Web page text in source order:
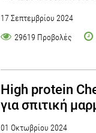
17 Σεπτεμβρίου 2024
29619 Προβολές
High protein
για σπιτική
01 Οκτωβρίου 2024